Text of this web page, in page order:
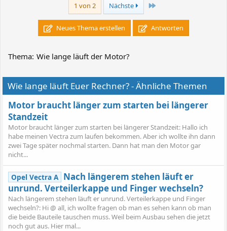
1 von 2 Nächste Letzte
Neues Thema erstellen Antworten
Thema: Wie lange läuft der Motor?
Wie lange läuft Euer Rechner? - Ähnliche Themen
Motor braucht länger zum starten bei längerer
Standzeit
Motor braucht länger zum starten bei längerer Standzeit: Hallo ich
habe meinen Vectra zum laufen bekommen. Aber ich wollte ihn dann
zwei Tage später nochmal starten. Dann hat man den Motor gar
nicht...
Opel Vectra A Nach längerem stehen läuft er
unrund. Verteilerkappe und Finger wechseln?
Nach längerem stehen läuft er unrund. Verteilerkappe und Finger
wechseln?: Hi @ all, ich wollte fragen ob man es sehen kann ob man
die beide Bauteile tauschen muss. Weil beim Ausbau sehen die jetzt
noch gut aus. Hier mal...